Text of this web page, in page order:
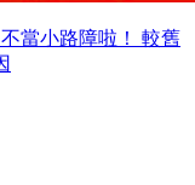
當小路障啦！
較舊